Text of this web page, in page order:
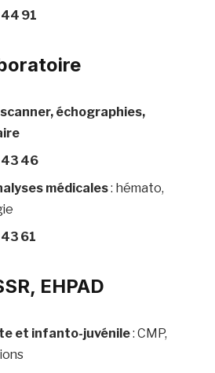
91
échographies,
43 46
médicales: hémato,
61
EHPAD
et infanto-juvénile: CMP,